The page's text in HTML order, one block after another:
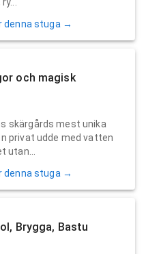
denna stuga →
och magisk
skärgårds mest unika
privat udde med vatten
utan...
denna stuga →
Brygga, Bastu